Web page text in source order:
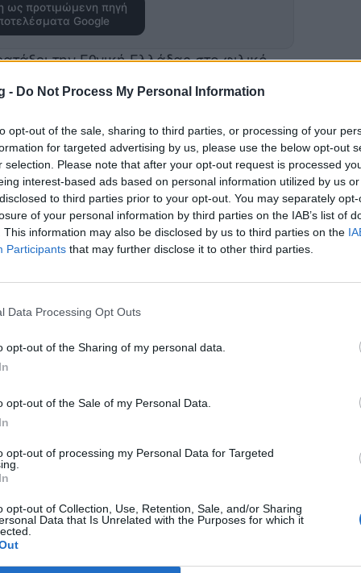
- Do Not Process My Personal Information
opt-out of the sale, sharing to third parties, or processing of your
for targeted advertising by us, please use the below opt-out
selection. Please note that after your opt-out request is processed
interest-based ads based on personal information utilized by us
to third parties prior to your opt-out. You may separately
of your personal information by third parties on the IAB’s list of
This information may also be disclosed by us to third parties on the
Participants that may further disclose it to other third parties.
Data Processing Opt Outs
opt-out of the Sharing of my personal data.
opt-out of the Sale of my Personal Data.
opt-out of processing my Personal Data for Targeted
opt-out of Collection, Use, Retention, Sale, and/or Sharing
Data that Is Unrelated with the Purposes for which it
ως προτιμώμενη πηγή
Google
την Εθνική Ελλάδας στο φιλικό
Γιοβάνοβιτς.
το σύστημα 3-4-3 που χρησιμοποίησε
αλλά με οκτώ αλλάγες στο αρχικό
Βλαχοδήμος, με την τριάδα της
Ρέτσο, Παντελή Χατζηδιάκο και
Βαγιαννίδης και Γιώργος
μεσαίας γραμμής θα ξεκινήσουν οι
επέλεξε τους Χρήστο Τζόλη, Γιώργο
Βαγιαννίδης, Τριάντης,
Δουβίκας, Μασούρας.
Κυζυρίδης, Κουρμπέλης, Τσιμίκας,
Τετέι, Ζαφείρης, Παυλίδης.